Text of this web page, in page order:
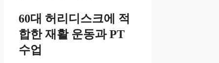
60대 허리디스크에 적
합한 재활 운동과 PT
수업